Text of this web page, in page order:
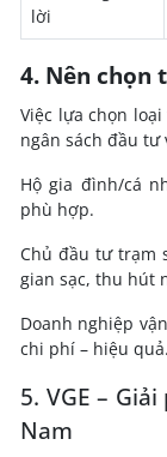
lời
4. Nên chọn
Việc lựa chọn
ngân sách đầu tư
Hộ gia đình/cá
phù hợp.
Chủ đầu tư trạm
gian sạc, thu hút
Doanh nghiệp
chi phí – hiệu quả.
5. VGE –
Nam